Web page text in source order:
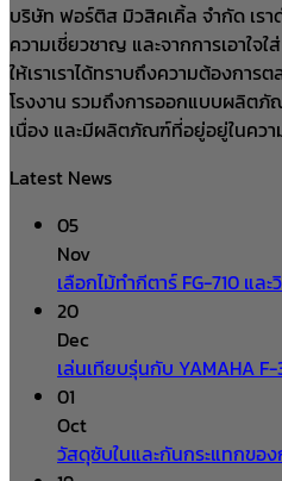
บริษัท ฟอร์ติส มิวสิคเคิ้ล จำกัด เรา
ความเชี่ยวชาญ และจากการเอาใจ
ให้เราเราได้ทราบถึงความต้องกา
โรงงาน รวมถึงการออกแบบผลิตภั
เนื่อง และมีผลิตภัณฑ์ที่อยู่อยู่ในควา
Latest News
05
Nov
เลือกไม้ทำกีตาร์ FG-710 แล
20
Dec
เล่นเทียบรุ่นกับ YAMAHA F-
01
Oct
วัสดุซับในและกันกระแทกของ